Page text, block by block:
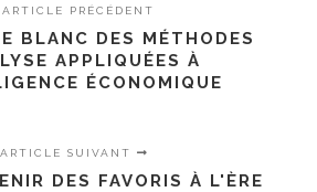
ARTICLE PRÉCÉDENT
BLANC DES MÉTHODES
APPLIQUÉES À
ÉCONOMIQUE
ARTICLE SUIVANT
DES FAVORIS À L'ÈRE